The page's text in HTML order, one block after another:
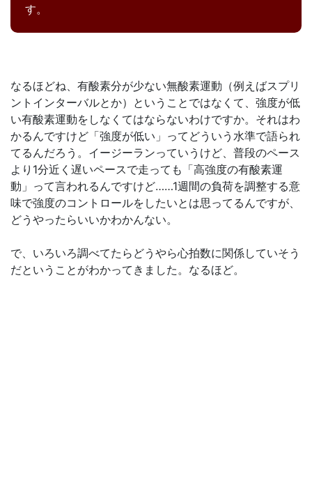
す。
なるほどね、有酸素分が少ない無酸素運動（例えばスプリ
ントインターバルとか）ということではなくて、強度が低
い有酸素運動をしなくてはならないわけですか。それはわ
かるんですけど「強度が低い」ってどういう水準で語られ
てるんだろう。イージーランっていうけど、普段のペース
より1分近く遅いペースで走っても「高強度の有酸素運
動」って言われるんですけど……1週間の負荷を調整する意
味で強度のコントロールをしたいとは思ってるんですが、
どうやったらいいかわかんない。
で、いろいろ調べてたらどうやら心拍数に関係していそう
だということがわかってきました。なるほど。